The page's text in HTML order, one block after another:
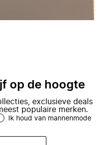
op de hoogte
exclusieve deals
populaire merken.
Ik houd van mannenmode